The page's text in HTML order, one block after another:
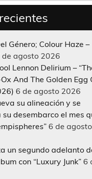
Género; Colour Haze –
de agosto 2026
Lennon Delirium –
And The Golden Egg
6 de agosto 2026
su alineación y se
desembarco el mes
6 de agosto
un segundo adelanto
con “Luxury Junk” 6